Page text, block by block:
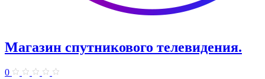
Магазин спутникового телевидения.
0